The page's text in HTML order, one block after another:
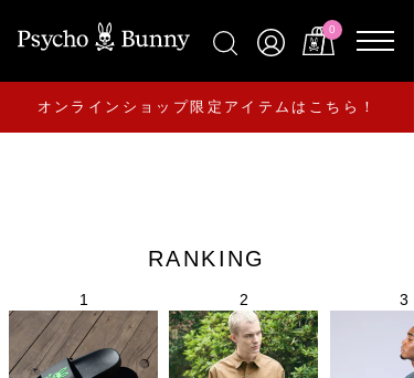
0
オンラインショップ限定アイテムはこちら！
RANKING